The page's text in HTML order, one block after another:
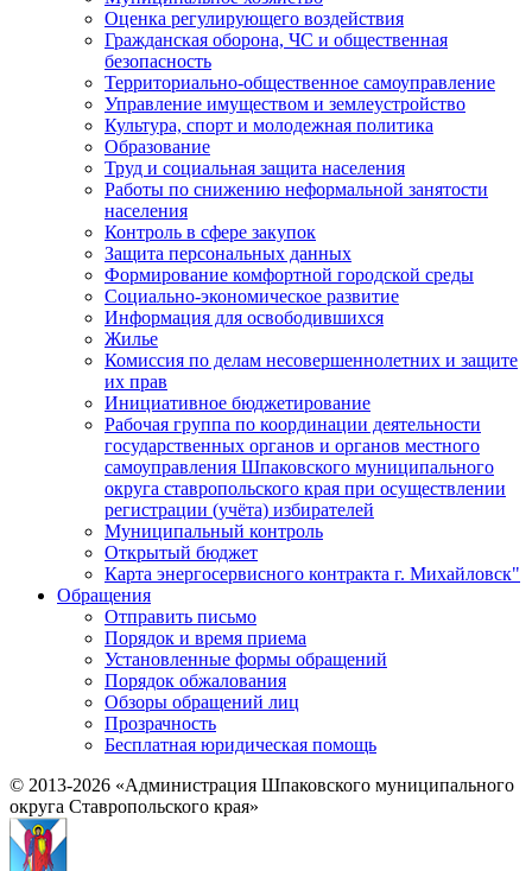
Оценка регулирующего воздействия
Гражданская оборона, ЧС и общественная
безопасность
Территориально-общественное самоуправление
Управление имуществом и землеустройство
Культура, спорт и молодежная политика
Образование
Труд и социальная защита населения
Работы по снижению неформальной занятости
населения
Контроль в сфере закупок
Защита персональных данных
Формирование комфортной городской среды
Социально-экономическое развитие
Информация для освободившихся
Жилье
Комиссия по делам несовершеннолетних и защите
их прав
Инициативное бюджетирование
Рабочая группа по координации деятельности
государственных органов и органов местного
самоуправления Шпаковского муниципального
округа ставропольского края при осуществлении
регистрации (учёта) избирателей
Муниципальный контроль
Открытый бюджет
Карта энергосервисного контракта г. Михайловск"
Обращения
Отправить письмо
Порядок и время приема
Установленные формы обращений
Порядок обжалования
Обзоры обращений лиц
Прозрачность
Бесплатная юридическая помощь
© 2013-2026 «Администрация Шпаковского муниципального
округа Ставропольского края»